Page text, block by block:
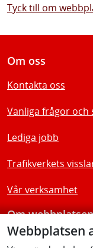
Webbplatsen
Tyck till om
Om oss
Kontakta oss
Vanliga frågor och
Lediga jobb
Trafikverkets
Vår verksamhet
Om webbplatsen